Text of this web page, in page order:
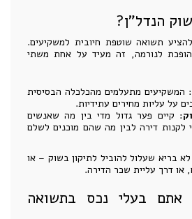
הנדל"ן?
תשואה שוטפת חיובית למשקיעים.
לנורמה, זה מעיד על אחת משתי
: המשקיעים מתעלמים מהכלכלה הבסיסית
על עליות מחירים עתידיות.
: קיים פער גדול מדי בין מה שאנשים
לקנות דירה לבין מה שהם מוכנים לשלם
בריא שעלול להוביל לתיקון בשוק – או
או דרך עליית שכר הדירה.
בעלי נכס בתשואה